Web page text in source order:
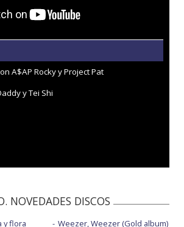
A$AP Rocky y Project Pat
y Tei Shi
NOVEDADES DISCOS
y flora
Weezer, Weezer (Gold album)